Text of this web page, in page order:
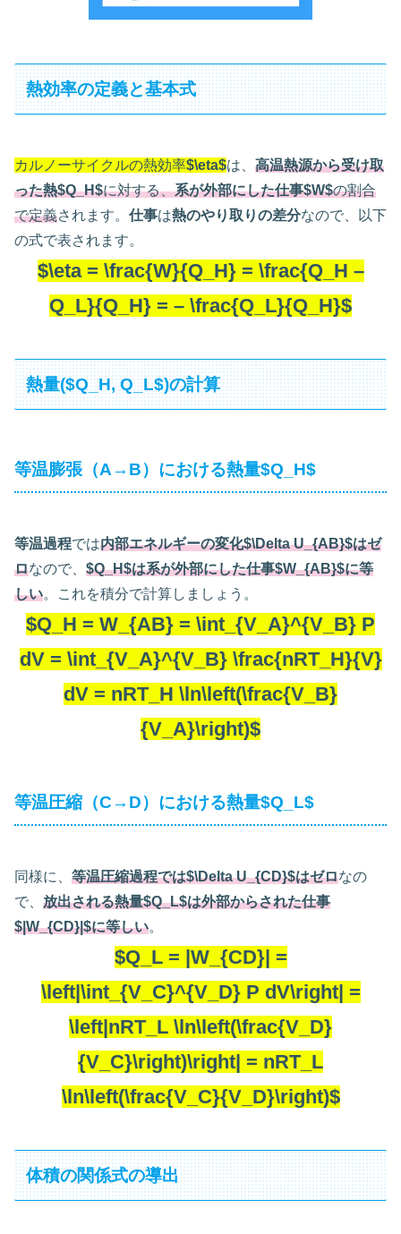
熱効率の定義と基本式
カルノーサイクルの熱効率$\eta$は、 高温熱源から受け取
った熱$Q_H$に対する、系が外部にした仕事$W$の割合
で定義されます。 仕事は熱のやり取りの差分なので、以下
の式で表されます。
$\eta = \frac{W}{Q_H} = \frac{Q_H –
Q_L}{Q_H} = – \frac{Q_L}{Q_H}$
熱量($Q_H, Q_L$)の計算
等温膨張（A→B）における熱量$Q_H$
等温過程では内部エネルギーの変化$\Delta U_{AB}$はゼ
ロなので、 $Q_H$は系が外部にした仕事$W_{AB}$に等
しい。これを積分で計算しましょう。
$Q_H = W_{AB} = \int_{V_A}^{V_B} P
dV = \int_{V_A}^{V_B} \frac{nRT_H}{V}
dV = nRT_H \ln\left(\frac{V_B}
{V_A}\right)$
等温圧縮（C→D）における熱量$Q_L$
同様に、 等温圧縮過程では$\Delta U_{CD}$はゼロなの
で、 放出される熱量$Q_L$は外部からされた仕事
$|W_{CD}|$に等しい。
$Q_L = |W_{CD}| =
\left|\int_{V_C}^{V_D} P dV\right| =
\left|nRT_L \ln\left(\frac{V_D}
{V_C}\right)\right| = nRT_L
\ln\left(\frac{V_C}{V_D}\right)$
体積の関係式の導出